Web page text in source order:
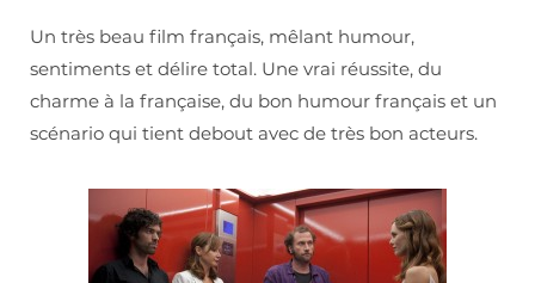
Un très beau film français, mêlant humour,
sentiments et délire total. Une vrai réussite, du
charme à la française, du bon humour français et un
scénario qui tient debout avec de très bon acteurs.